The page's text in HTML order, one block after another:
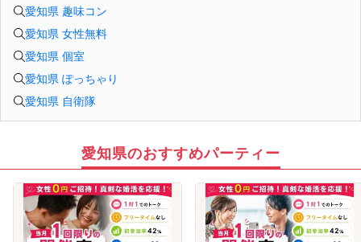
愛知県 趣味コン
愛知県 女性無料
愛知県 個室
愛知県 ぽっちゃり
愛知県 自衛隊
愛知県のおすすめパーティー